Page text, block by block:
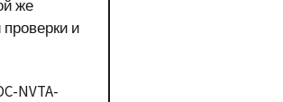
же
и
NVTA-